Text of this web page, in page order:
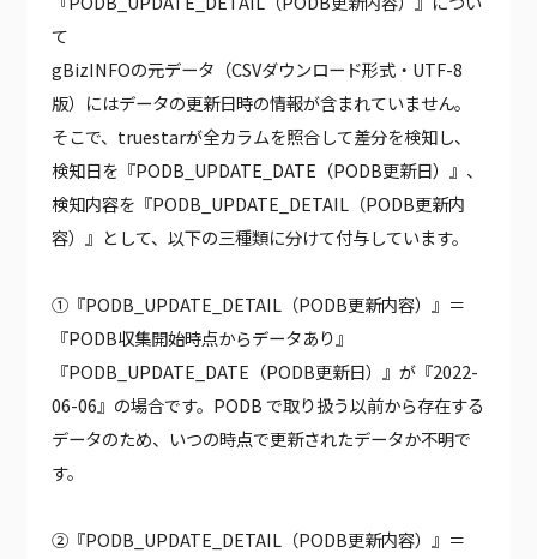
て
gBizINFOの元データ（CSVダウンロード形式・UTF-8
版）にはデータの更新日時の情報が含まれていません。
そこで、truestarが全カラムを照合して差分を検知し、
検知日を『PODB_UPDATE_DATE（PODB更新日）』、
検知内容を『PODB_UPDATE_DETAIL（PODB更新内
容）』として、以下の三種類に分けて付与しています。
①『PODB_UPDATE_DETAIL（PODB更新内容）』＝
『PODB収集開始時点からデータあり』
『PODB_UPDATE_DATE（PODB更新日）』が『2022-
06-06』の場合です。PODB で取り扱う以前から存在する
データのため、いつの時点で更新されたデータか不明で
す。
②『PODB_UPDATE_DETAIL（PODB更新内容）』＝